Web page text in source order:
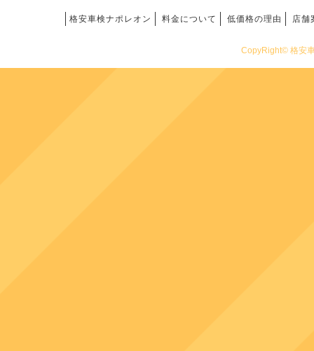
格安車検ナポレオン 料金について 低価格の理由 店舗
CopyRight© 格安